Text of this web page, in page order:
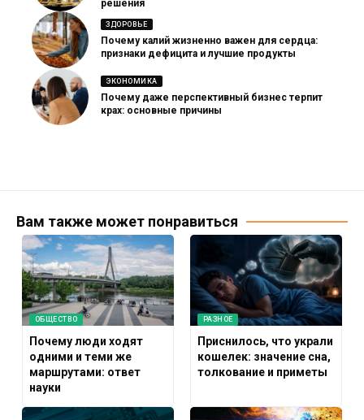
решения
ЗДОРОВЬЕ
Почему калий жизненно важен для сердца:
признаки дефицита и лучшие продукты
ЭКОНОМИКА
Почему даже перспективный бизнес терпит
крах: основные причины
Вам также может понравиться
ОБЩЕСТВО
Почему люди ходят
одними и теми же
маршрутами: ответ
науки
РАЗНОЕ
Приснилось, что украли
кошелек: значение сна,
толкование и приметы